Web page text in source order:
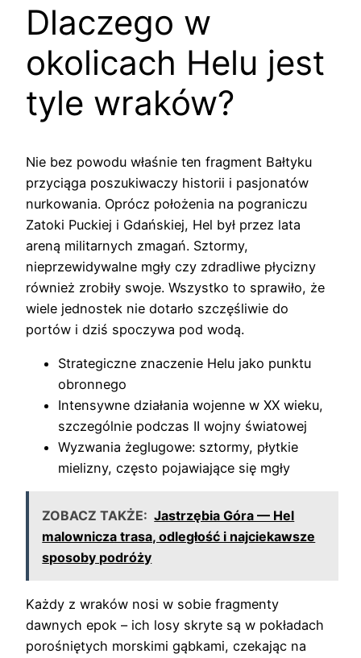
Dlaczego w
okolicach Helu jest
tyle wraków?
Nie bez powodu właśnie ten fragment Bałtyku
przyciąga poszukiwaczy historii i pasjonatów
nurkowania. Oprócz położenia na pograniczu
Zatoki Puckiej i Gdańskiej, Hel był przez lata
areną militarnych zmagań. Sztormy,
nieprzewidywalne mgły czy zdradliwe płycizny
również zrobiły swoje. Wszystko to sprawiło, że
wiele jednostek nie dotarło szczęśliwie do
portów i dziś spoczywa pod wodą.
Strategiczne znaczenie Helu jako punktu
obronnego
Intensywne działania wojenne w XX wieku,
szczególnie podczas II wojny światowej
Wyzwania żeglugowe: sztormy, płytkie
mielizny, często pojawiające się mgły
ZOBACZ TAKŻE: Jastrzębia Góra — Hel
malownicza trasa, odległość i najciekawsze
sposoby podróży
Każdy z wraków nosi w sobie fragmenty
dawnych epok – ich losy skryte są w pokładach
porośniętych morskimi gąbkami, czekając na